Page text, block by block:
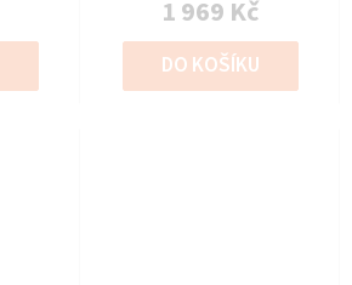
1 969 Kč
DO KOŠÍKU